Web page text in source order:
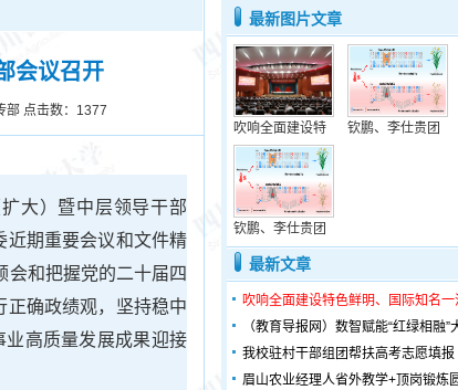
会议召开
点击数： 1377
大）暨中层领导干部
近期重要会议和文件精
会和把握党的二十届四
正确政绩观，坚持稳中
业高质量发展成果迎接
最新图片文章
吹响全面建设特 钦鹏、李仕贵团
钦鹏、李仕贵团
最新文章
吹响全面建设特色鲜明、国际知名
（教育导报网）数智赋能“红绿相融”
我校驻村干部组团帮扶高考志愿填报
眉山农业经理人省外教学+顶岗锻炼